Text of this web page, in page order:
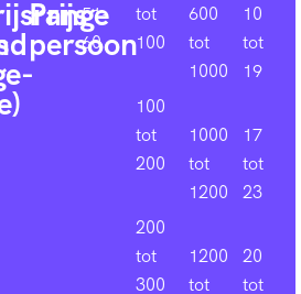
Prijs
persoon
51-
60
tot
100
100
tot
200
200
tot
300
600
tot
1000
1000
tot
1200
1200
tot
10
tot
19
17
tot
23
20
tot